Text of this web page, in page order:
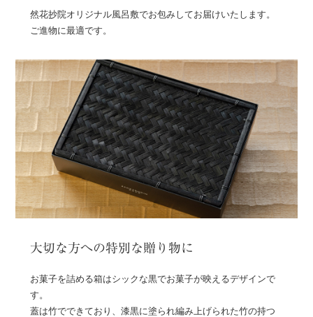
然花抄院オリジナル風呂敷でお包みしてお届けいたします。
ご進物に最適です。
大切な方への特別な贈り物に
お菓子を詰める箱はシックな黒でお菓子が映えるデザインで
す。
蓋は竹でできており、漆黒に塗られ編み上げられた竹の持つ